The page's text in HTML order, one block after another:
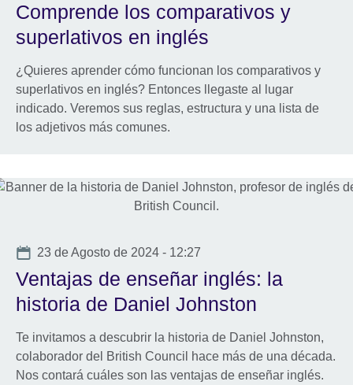
Comprende los comparativos y
superlativos en inglés
¿Quieres aprender cómo funcionan los comparativos y
superlativos en inglés? Entonces llegaste al lugar
indicado. Veremos sus reglas, estructura y una lista de
los adjetivos más comunes.
Date
23 de Agosto de 2024 - 12:27
Ventajas de enseñar inglés: la
historia de Daniel Johnston
Te invitamos a descubrir la historia de Daniel Johnston,
colaborador del British Council hace más de una década.
Nos contará cuáles son las ventajas de enseñar inglés.